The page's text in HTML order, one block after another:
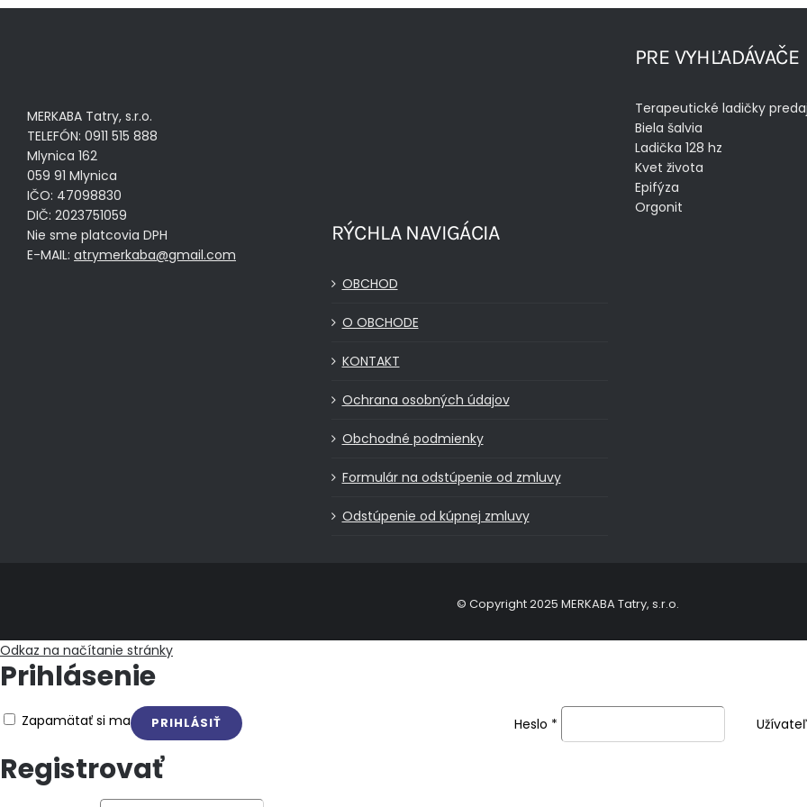
MERKABA Tatry, s.r.o.
TELEFÓN: 0911 515 888
Mlynica 162
059 91 Mlynica
IČO: 47098830
DIČ: 2023751059
Nie sme platcovia DPH
E-MAIL: atrymerkaba@gmail.com
PRE VYHĽADÁVAČE
Terapeutické ladičky
Biela šalvia
Ladička 128 hz
Kvet života
Epifýza
Orgonit
RÝCHLA NAVIGÁCIA
OBCHOD
O OBCHODE
KONTAKT
Ochrana osobných údajov
Obchodné podmienky
Formulár na odstúpenie od zmluvy
Odstúpenie od kúpnej zmluvy
© Copyright 2025 MERKABA Tatry, s.r.o.
Odkaz na načítanie stránky
Prihlásenie
Heslo *
Zapamätať si ma
Registrovať